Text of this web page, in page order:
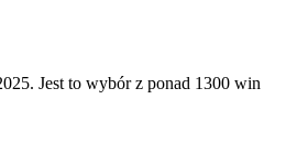
Jest to wybór z ponad 1300 win